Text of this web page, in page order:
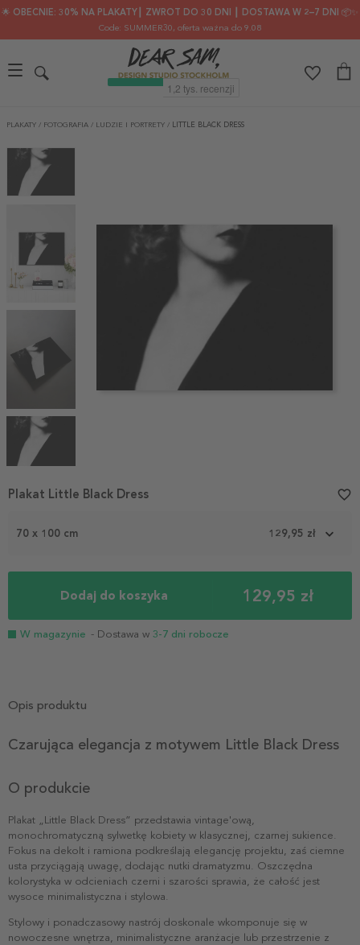
🌟 OBECNIE: 30% NA PLAKATY┃ ZWROT DO 30 DNI ┃ DOSTAWA W 2–7 DNI 📦✨
Code: SUMMER30, oferta ważna do 9.08
PLAKATY / FOTOGRAFIA / LUDZIE I PORTRETY / LITTLE BLACK DRESS
Item
4
70 x 100 cm 129,95 zł
Dodaj do koszyka 129,95 zł
W magazynie - Dostawa w 3-7 dni robocze
Plakat Little Black Dress favorite_border
Opis produktu
Czarująca elegancja z motywem Little Black Dress
O produkcie
Plakat „Little Black Dress” przedstawia vintage'ową,
monochromatyczną sylwetkę kobiety w klasycznej, czarnej sukience.
Fokus na dekolt i ramiona podkreślają elegancję projektu, zaś ciemne
usta przyciągają uwagę, dodając nutki dramatyzmu. Oszczędna
kolorystyka w odcieniach czerni i szarości sprawia, że całość jest
wysoce minimalistyczna i stylowa.
Stylowy i ponadczasowy nastrój doskonale wkomponuje się w
nowoczesne wnętrza, minimalistyczne aranżacje lub przestrzenie z